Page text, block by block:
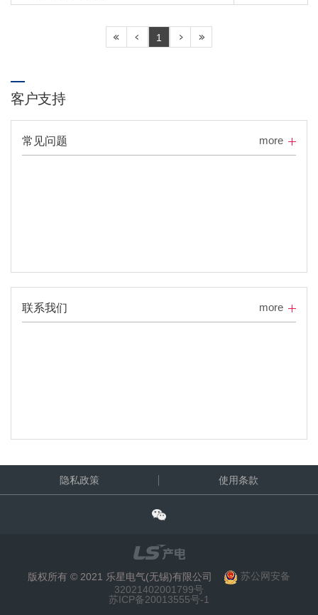
1
客户支持
常见问题 more
联系我们 more
隐私政策 使用条款
版权所有 © 2021 乐星电气(无锡)有限公司
苏公网安备
32021402001799号
苏ICP备20013555号-1